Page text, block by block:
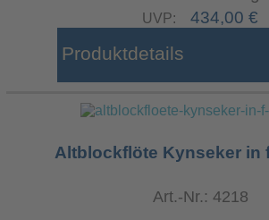
UVP: 434,00 €
Produktdetails
Altblockflöte Kynseker in
Art.-Nr.: 4218